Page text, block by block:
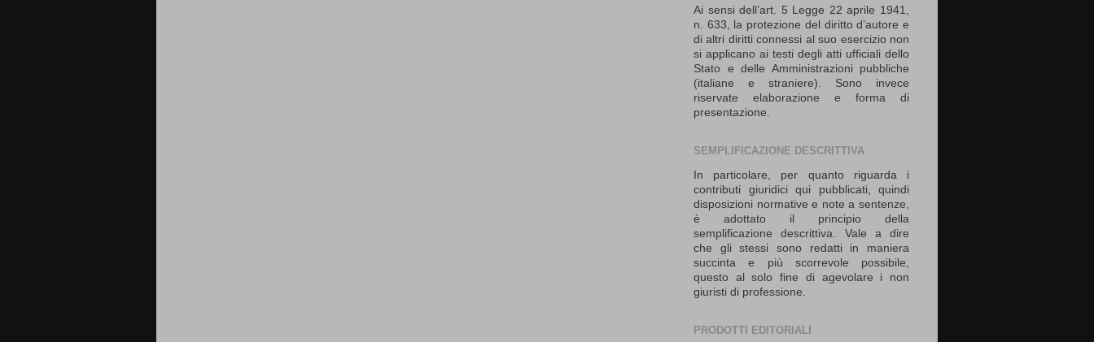
Ai sensi dell’art. 5 Legge 22 aprile 1941,
n. 633, la protezione del diritto d’autore e
di altri diritti connessi al suo esercizio non
si applicano ai testi degli atti ufficiali dello
Stato e delle Amministrazioni pubbliche
(italiane e straniere). Sono invece
riservate elaborazione e forma di
presentazione.
SEMPLIFICAZIONE DESCRITTIVA
In particolare, per quanto riguarda i
contributi giuridici qui pubblicati, quindi
disposizioni normative e note a sentenze,
è adottato il principio della
semplificazione descrittiva. Vale a dire
che gli stessi sono redatti in maniera
succinta e più scorrevole possibile,
questo al solo fine di agevolare i non
giuristi di professione.
PRODOTTI EDITORIALI